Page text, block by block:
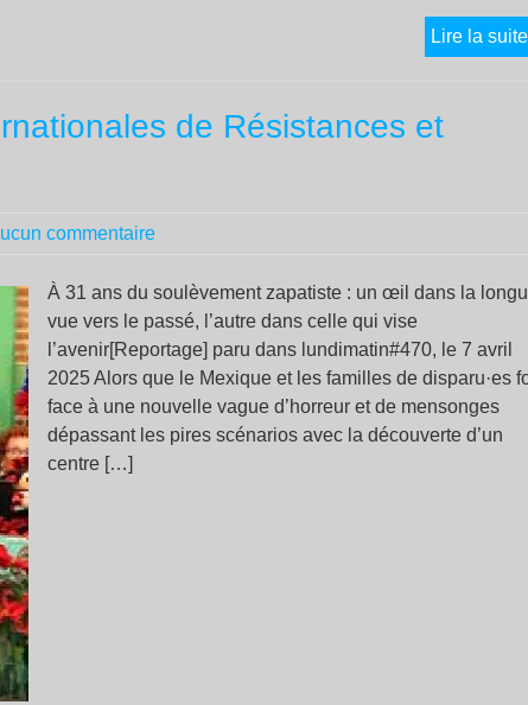
Lire la
de Résistances et
commentaire
À 31 ans du soulèvement zapatiste : un œil dans la
vue vers le passé, l’autre dans celle qui vise
l’avenir[Reportage] paru dans lundimatin#470, le 7 avril
2025 Alors que le Mexique et les familles de disparu·es
face à une nouvelle vague d’horreur et de mensonges
dépassant les pires scénarios avec la découverte d’un
centre […]